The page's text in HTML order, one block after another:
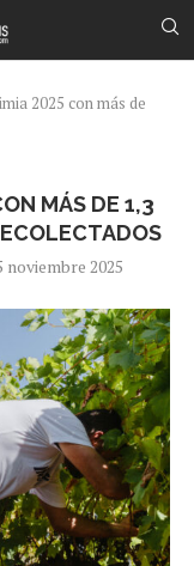
2025 con más de
MÁS DE 1,3
noviembre 2025